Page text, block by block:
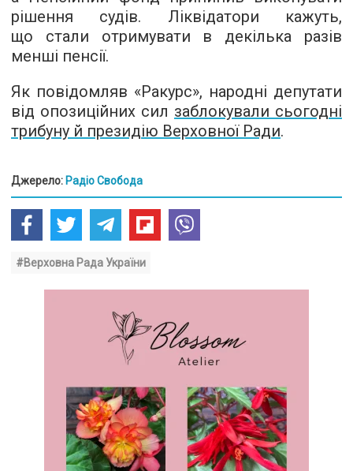
рішення судів. Ліквідатори кажуть,
що стали отримувати в декілька разів
менші пенсії.
Як повідомляв «Ракурс», народні депутати
від опозиційних сил заблокували сьогодні
трибуну й президію Верховної Ради.
Джерело: Радіо Свобода
#Верховна Рада України